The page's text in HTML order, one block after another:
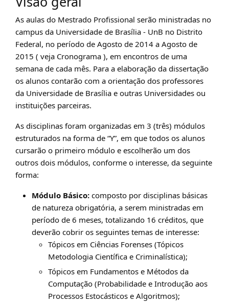
As aulas do Mestrado Profissional serão ministradas no
campus da Universidade de Brasília - UnB no Distrito
Federal, no período de Agosto de 2014 a Agosto de
2015 ( veja Cronograma ), em encontros de uma
semana de cada mês. Para a elaboração da dissertação
os alunos contarão com a orientação dos professores
da Universidade de Brasília e outras Universidades ou
instituições parceiras.
As disciplinas foram organizadas em 3 (três) módulos
estruturados na forma de “Y”, em que todos os alunos
cursarão o primeiro módulo e escolherão um dos
outros dois módulos, conforme o interesse, da seguinte
forma:
Módulo Básico: composto por disciplinas básicas
de natureza obrigatória, a serem ministradas em
período de 6 meses, totalizando 16 créditos, que
deverão cobrir os seguintes temas de interesse:
Tópicos em Ciências Forenses (Tópicos
Metodologia Científica e Criminalística);
Tópicos em Fundamentos e Métodos da
Computação (Probabilidade e Introdução aos
Processos Estocásticos e Algoritmos);